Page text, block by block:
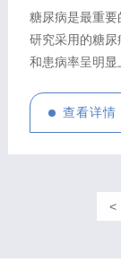
糖尿病是最重
研究采用的糖
和患病率呈明显
社会公共卫生问
预防)是亟待解
查看详情
<